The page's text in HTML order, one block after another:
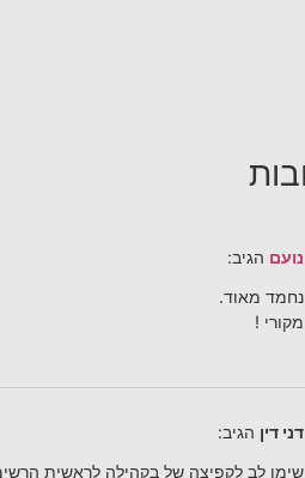
נועם הגיב:
נחמד מאוד.
מקורי !
דני דין הגיב:
שימו לב לקפיצה של בקהילה לראשית